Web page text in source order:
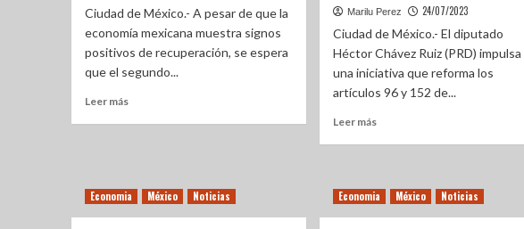
Ciudad de México.- A pesar de que la
economía mexicana muestra signos
positivos de recuperación, se espera
que el segundo...
Leer más
Marilu Perez 24/07/2023
Ciudad de México.- El diputado
Héctor Chávez Ruiz (PRD) impulsa
una iniciativa que reforma los
artículos 96 y 152 de...
Leer más
Economia México Noticias Economia México Noticias